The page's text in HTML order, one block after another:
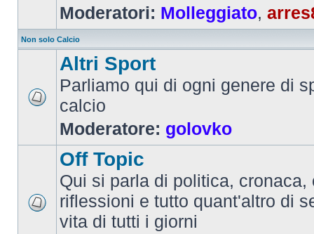
Moderatori: Molleggiato,
Non solo Calcio
Altri Sport
Parliamo qui di ogni genere di
calcio
Moderatore: golovko
Off Topic
Qui si parla di politica, cronaca,
riflessioni e tutto quant'altro di
vita di tutti i giorni